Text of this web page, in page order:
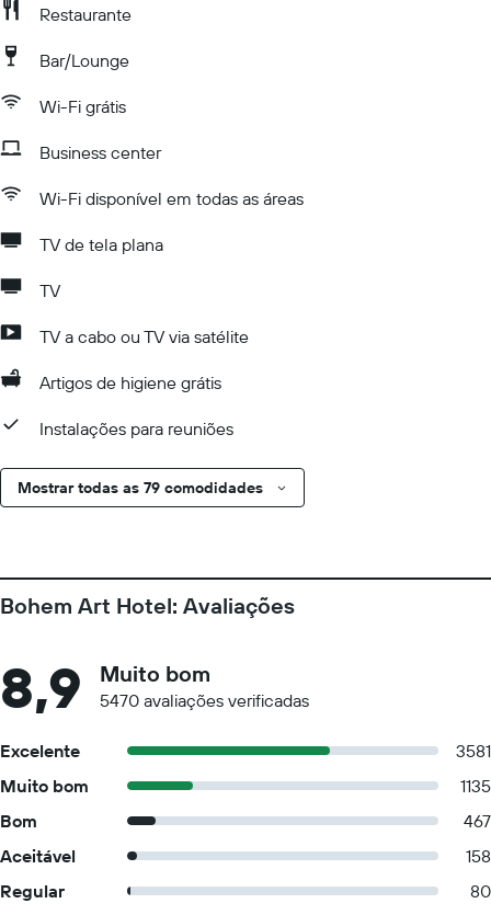
Restaurante
Bar/Lounge
Wi-Fi grátis
Business center
Wi-Fi disponível em todas as áreas
TV de tela plana
TV
TV a cabo ou TV via satélite
Artigos de higiene grátis
Instalações para reuniões
Mostrar todas as 79 comodidades
Bohem Art Hotel: Avaliações
8,9 Muito bom
5470 avaliações verificadas
Excelente
3581
Muito bom
1135
Bom
467
Aceitável
158
Regular
80